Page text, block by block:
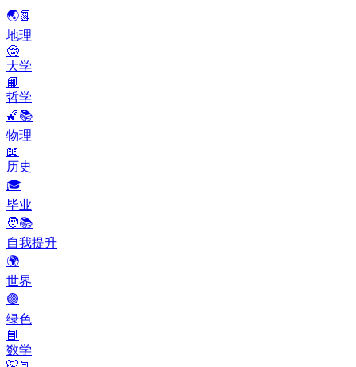
🌏📗
地理
🤓
大学
📙
哲学
🌠📚
物理
📖
历史
🎓
毕业
🧑📚
自我提升
🌍
世界
🟢
绿色
📘
数学